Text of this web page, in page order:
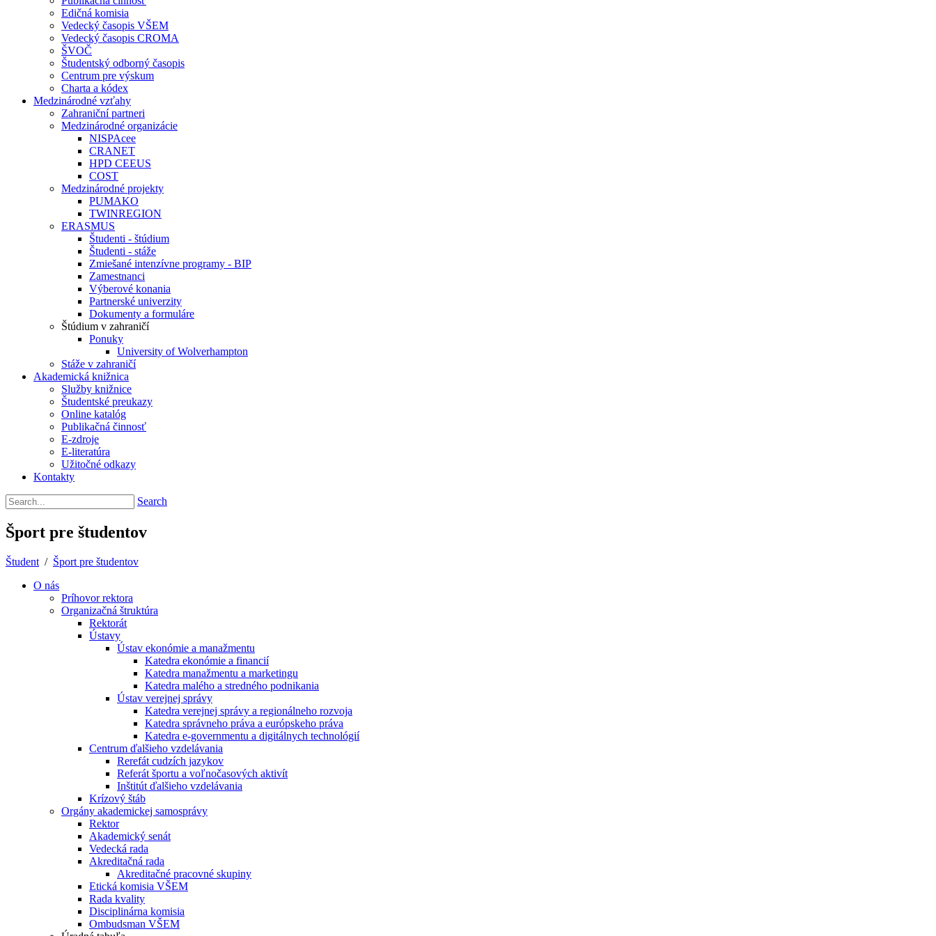
Edičná komisia
Vedecký časopis VŠEM
Vedecký časopis CROMA
ŠVOČ
Študentský odborný časopis
Centrum pre výskum
Charta a kódex
Medzinárodné vzťahy
Zahraniční partneri
Medzinárodné organizácie
NISPAcee
CRANET
HPD CEEUS
COST
Medzinárodné projekty
PUMAKO
TWINREGION
ERASMUS
Študenti - štúdium
Študenti - stáže
Zmiešané intenzívne programy - BIP
Zamestnanci
Výberové konania
Partnerské univerzity
Dokumenty a formuláre
Štúdium v zahraničí
Ponuky
University of Wolverhampton
Stáže v zahraničí
Akademická knižnica
Služby knižnice
Študentské preukazy
Online katalóg
Publikačná činnosť
E-zdroje
E-literatúra
Užitočné odkazy
Kontakty
Search
Šport pre študentov
Študent / Šport pre študentov
O nás
Príhovor rektora
Organizačná štruktúra
Rektorát
Ústavy
Ústav ekonómie a manažmentu
Katedra ekonómie a financií
Katedra manažmentu a marketingu
Katedra malého a stredného podnikania
Ústav verejnej správy
Katedra verejnej správy a regionálneho rozvoja
Katedra správneho práva a európskeho práva
Katedra e-governmentu a digitálnych technológií
Centrum ďalšieho vzdelávania
Rerefát cudzích jazykov
Referát športu a voľnočasových aktivít
Inštitút ďalšieho vzdelávania
Krízový štáb
Orgány akademickej samosprávy
Rektor
Akademický senát
Vedecká rada
Akreditačná rada
Akreditačné pracovné skupiny
Etická komisia VŠEM
Rada kvality
Disciplinárna komisia
Ombudsman VŠEM